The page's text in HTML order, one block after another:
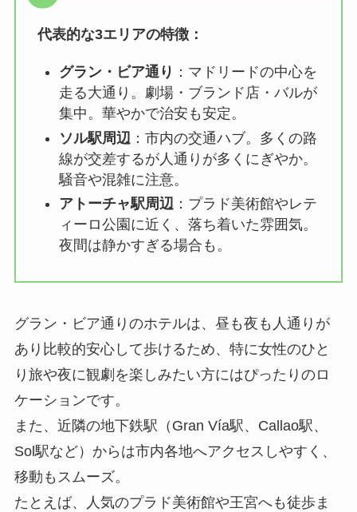
代表的な3エリアの特徴：
グラン・ビア通り ：マドリードの中心を
走る大通り。劇場・ブランド店・バルが
集中。華やかで治安も安定。
ソル駅周辺 ：市内の交通ハブ。多くの路
線が交差するが人通りが多くにぎやか。
騒音や混雑に注意。
アトーチャ駅周辺：プラド美術館やレテ
ィーロ公園に近く、落ち着いた雰囲気。
夜間は静かすぎる場合も。
グラン・ビア通りのホテルは、昼も夜も人通りが
あり比較的安心して歩けるため、特に女性のひと
り旅や夜に観劇を楽しみたい方にはぴったりのロ
ケーションです。
また、近隣の地下鉄駅（Gran Vía駅、Callao駅、
Sol駅など）からは市内各地へアクセスしやすく、
移動もスムーズ。
たとえば、人気のプラド美術館や王宮へも徒歩ま